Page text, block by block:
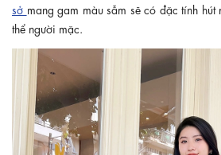
sở mang gam màu sẫm sẽ có đặc tính
thể người mặc.